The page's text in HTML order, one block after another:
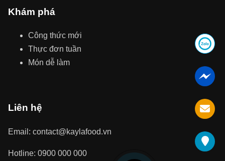
Khám phá
Công thức mới
Thực đơn tuần
Món dễ làm
Liên hệ
Email: contact@kaylafood.vn
Hotline: 0900 000 000